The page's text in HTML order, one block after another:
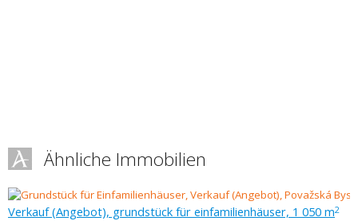
Ähnliche Immobilien
Verkauf (Angebot), grundstück für einfamilienhäuser, 1 050 m2